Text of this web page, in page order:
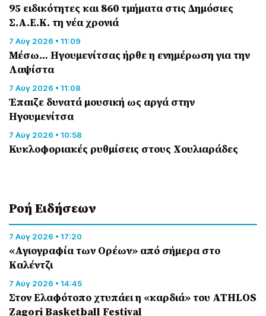
95 ειδικότητες και 860 τμήματα στις Δημόσιες
Σ.Α.Ε.Κ. τη νέα χρονιά
7 Αύγ 2026 • 11:09
Μέσω… Ηγουμενίτσας ήρθε η ενημέρωση για την
Λαψίστα
7 Αύγ 2026 • 11:08
Έπαιζε δυνατά μουσική ως αργά στην
Ηγουμενίτσα
7 Αύγ 2026 • 10:58
Κυκλοφοριακές ρυθμίσεις στους Χουλιαράδες
Ροή Eιδήσεων
7 Αύγ 2026 • 17:20
«Αγιογραφία των Ορέων» από σήμερα στο
Καλέντζι
7 Αύγ 2026 • 14:45
Στον Ελαφότοπο χτυπάει η «καρδιά» του ATHLOS
Zagori Basketball Festival